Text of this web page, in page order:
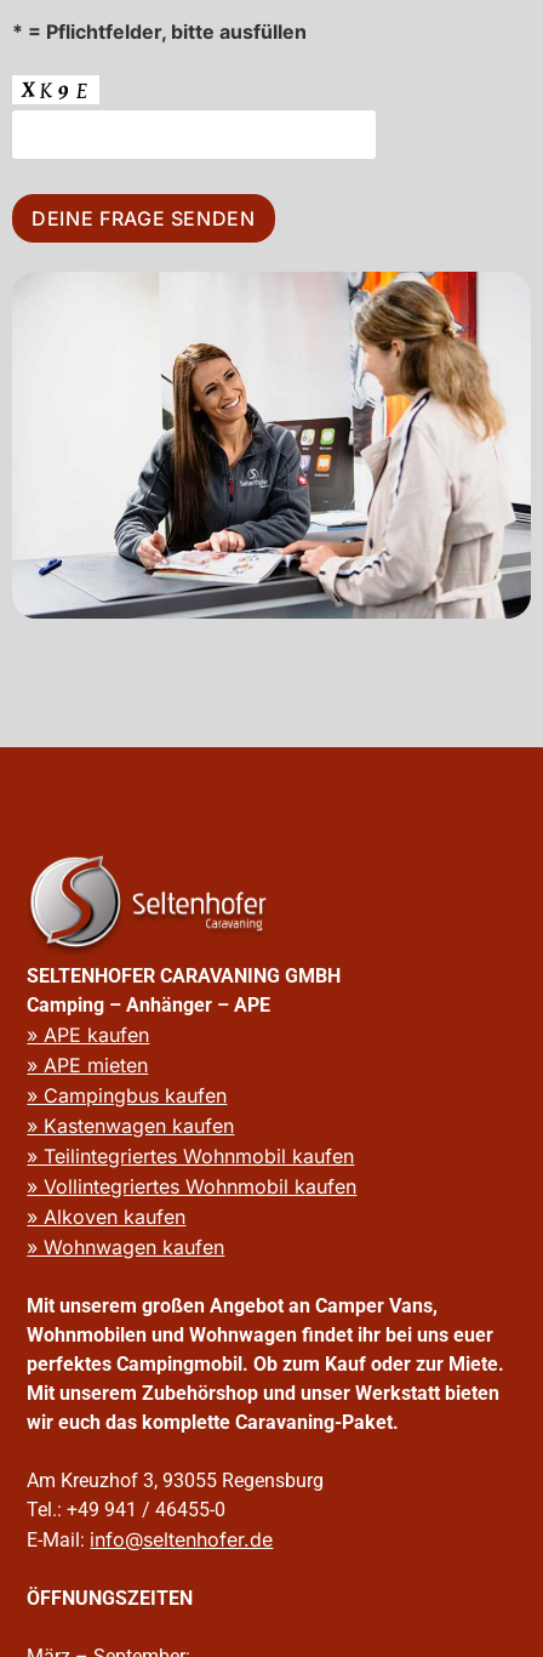
* = Pflichtfelder, bitte ausfüllen
SELTENHOFER CARAVANING GMBH
Camping – Anhänger – APE
» APE kaufen
» APE mieten
» Campingbus kaufen
» Kastenwagen kaufen
» Teilintegriertes Wohnmobil kaufen
» Vollintegriertes Wohnmobil kaufen
» Alkoven kaufen
» Wohnwagen kaufen
Mit unserem großen Angebot an Camper Vans,
Wohnmobilen und Wohnwagen findet ihr bei uns euer
perfektes Campingmobil. Ob zum Kauf oder zur Miete.
Mit unserem Zubehörshop und unser Werkstatt bieten
wir euch das komplette Caravaning-Paket.
Am Kreuzhof 3, 93055 Regensburg
Tel.: +49 941 / 46455-0
E-Mail: info@seltenhofer.de
ÖFFNUNGSZEITEN